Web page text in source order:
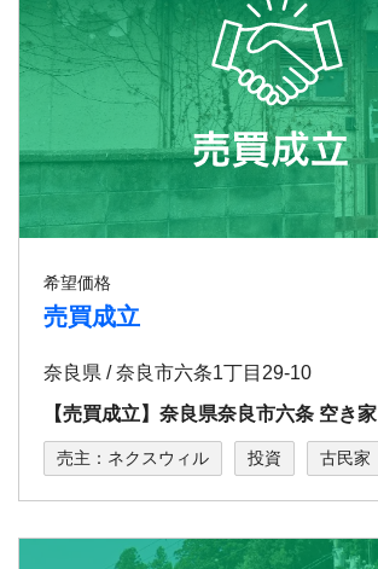
希望価格
売買成立
奈良県 / 奈良市六条1丁⽬29-10
【売買成立】奈良県奈良市六条 空き家
売主：ネクスウィル 投資 古民家